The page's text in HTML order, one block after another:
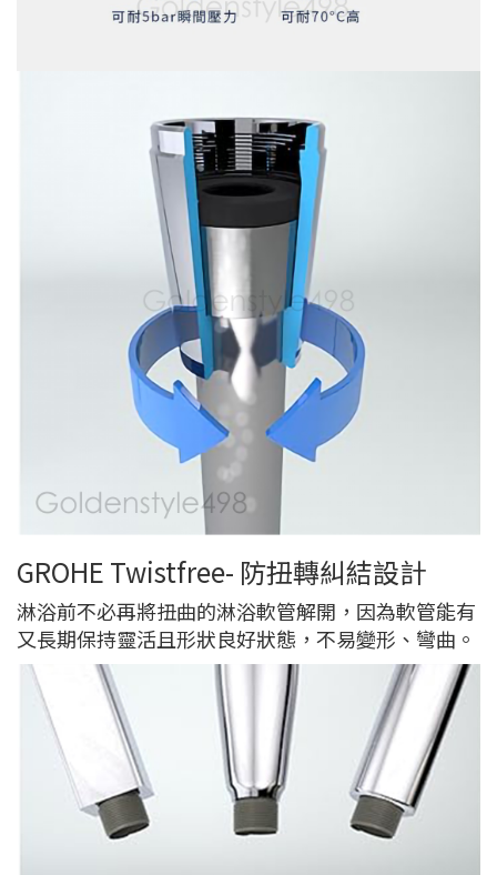
GROHE Twistfree- 防扭轉糾結設計
淋浴前不必再將扭曲的淋浴軟管解開，因為軟管能有
又長期保持靈活且形狀良好狀態，不易變形、彎曲。